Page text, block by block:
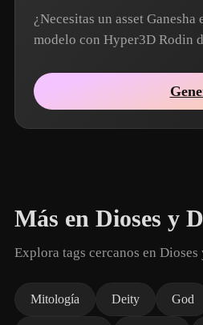
¿Necesitas un asset
modelo con Hyper3D Rodin
Más en Dioses y
Explora tags cercanos en Dioses
Mitología Deity God